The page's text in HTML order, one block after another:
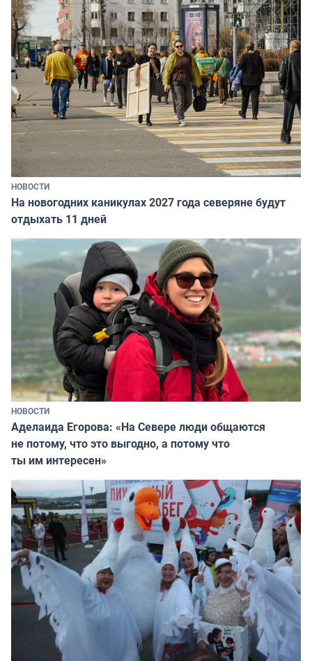
НОВОСТИ
На новогодних каникулах 2027 года северяне будут
отдыхать 11 дней
НОВОСТИ
Аделаида Егорова: «На Севере люди общаются
не потому, что это выгодно, а потому что
ты им интересен»